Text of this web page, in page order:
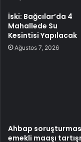
İski: Bağcılar’da 4
Mahallede Su
Kesintisi Yapılacak
Ağustos 7, 2026
Ahbap
emekli maaşı